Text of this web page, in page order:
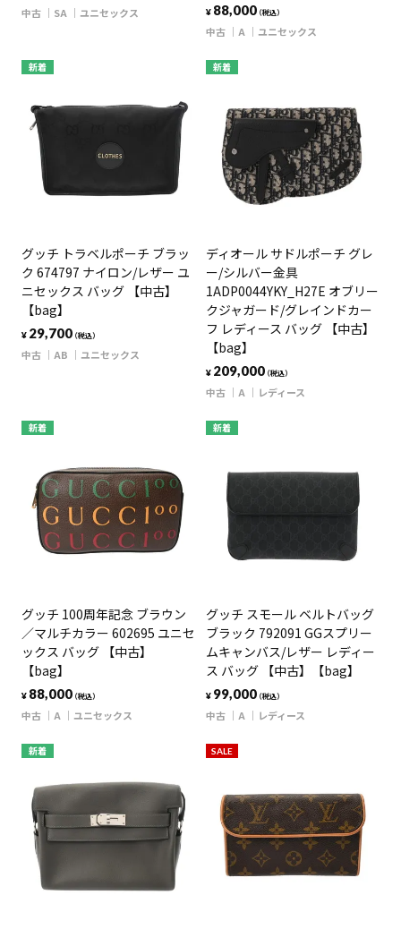
中古 SA ユニセックス ¥ 88,000（税込）
中古 A ユニセックス
新着
グッチ トラベルポーチ ブラッ
ク 674797 ナイロン/レザー ユ
ニセックス バッグ 【中古】
【bag】
¥ 29,700（税込）
中古 AB ユニセックス
新着
ディオール サドルポーチ グレ
ー/シルバー金具
1ADP0044YKY_H27E オブリー
クジャガード/グレインドカー
フ レディース バッグ 【中古】
【bag】
¥ 209,000（税込）
中古 A レディース
新着
グッチ 100周年記念 ブラウン
／マルチカラー 602695 ユニセ
ックス バッグ 【中古】
【bag】
¥ 88,000（税込）
中古 A ユニセックス
新着
グッチ スモール ベルトバッグ
ブラック 792091 GGスプリー
ムキャンバス/レザー レディー
ス バッグ 【中古】【bag】
¥ 99,000（税込）
中古 A レディース
新着 SALE